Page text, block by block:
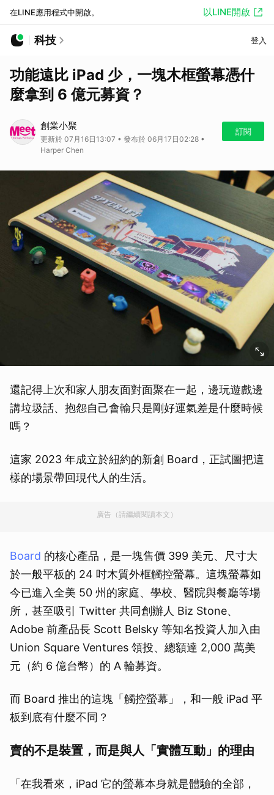
在LINE應用程式中開啟。 以LINE開啟
科技 登入
功能遠比 iPad 少，一塊木框螢幕憑什
麼拿到 6 億元募資？
創業小聚
更新於 07月16日13:07 • 發布於 06月17日02:28 •
Harper Chen
訂閱
還記得上次和家人朋友面對面聚在一起，邊玩遊戲邊
講垃圾話、抱怨自己會輸只是剛好運氣差是什麼時候
嗎？
這家 2023 年成立於紐約的新創 Board，正試圖把這
樣的場景帶回現代人的生活。
廣告（請繼續閱讀本文）
Board 的核心產品，是一塊售價 399 美元、尺寸大
於一般平板的 24 吋木質外框觸控螢幕。這塊螢幕如
今已進入全美 50 州的家庭、學校、醫院與餐廳等場
所，甚至吸引 Twitter 共同創辦人 Biz Stone、
Adobe 前產品長 Scott Belsky 等知名投資人加入由
Union Square Ventures 領投、總額達 2,000 萬美
元（約 6 億台幣）的 A 輪募資。
而 Board 推出的這塊「觸控螢幕」，和一般 iPad 平
板到底有什麼不同？
賣的不是裝置，而是與人「實體互動」的理由
「在我看來，iPad 它的螢幕本身就是體驗的全部，